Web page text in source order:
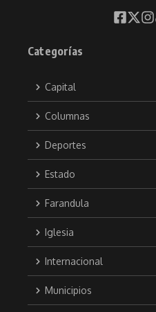
Categorías
Capital
Columnas
Deportes
Estado
Farandula
Iglesia
Internacional
Municipios